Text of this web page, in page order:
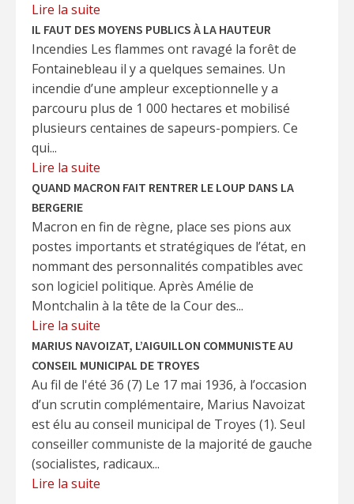
Lire la suite
IL FAUT DES MOYENS PUBLICS À LA HAUTEUR
Incendies Les flammes ont ravagé la forêt de
Fontainebleau il y a quelques semaines. Un
incendie d’une ampleur exceptionnelle y a
parcouru plus de 1 000 hectares et mobilisé
plusieurs centaines de sapeurs-pompiers. Ce
qui...
Lire la suite
QUAND MACRON FAIT RENTRER LE LOUP DANS LA
BERGERIE
Macron en fin de règne, place ses pions aux
postes importants et stratégiques de l’état, en
nommant des personnalités compatibles avec
son logiciel politique. Après Amélie de
Montchalin à la tête de la Cour des...
Lire la suite
MARIUS NAVOIZAT, L’AIGUILLON COMMUNISTE AU
CONSEIL MUNICIPAL DE TROYES
Au fil de l'été 36 (7) Le 17 mai 1936, à l’occasion
d’un scrutin complémentaire, Marius Navoizat
est élu au conseil municipal de Troyes (1). Seul
conseiller communiste de la majorité de gauche
(socialistes, radicaux...
Lire la suite